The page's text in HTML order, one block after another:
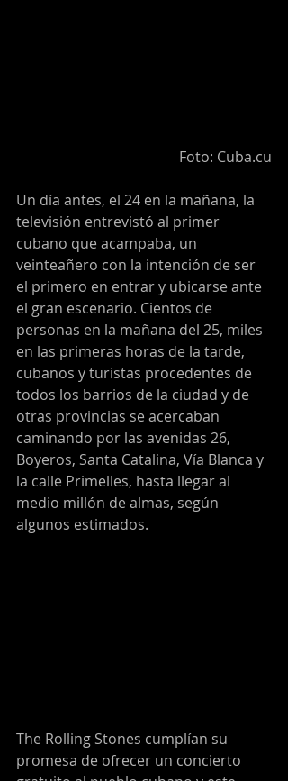
Foto: Cuba.cu
Un día antes, el 24 en la mañana, la
televisión entrevistó al primer
cubano que acampaba, un
veinteañero con la intención de ser
el primero en entrar y ubicarse ante
el gran escenario. Cientos de
personas en la mañana del 25, miles
en las primeras horas de la tarde,
cubanos y turistas procedentes de
todos los barrios de la ciudad y de
otras provincias se acercaban
caminando por las avenidas 26,
Boyeros, Santa Catalina, Vía Blanca y
la calle Primelles, hasta llegar al
medio millón de almas, según
algunos estimados.
The Rolling Stones cumplían su
promesa de ofrecer un concierto